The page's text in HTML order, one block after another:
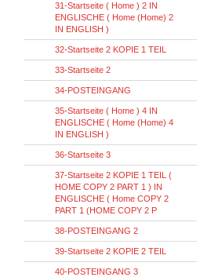
31-Startseite ( Home ) 2 IN
ENGLISCHE ( Home (Home) 2
IN ENGLISH )
32-Startseite 2 KOPIE 1 TEIL
33-Startseite 2
34-POSTEINGANG
35-Startseite ( Home ) 4 IN
ENGLISCHE ( Home (Home) 4
IN ENGLISH )
36-Startseite 3
37-Startseite 2 KOPIE 1 TEIL (
HOME COPY 2 PART 1 ) IN
ENGLISCHE ( Home COPY 2
PART 1 (HOME COPY 2 P
38-POSTEINGANG 2
39-Startseite 2 KOPIE 2 TEIL
40-POSTEINGANG 3